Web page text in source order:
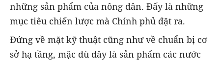
những sản phẩm của nông dân. Đấy là những
mục tiêu chiến lược mà Chính phủ đặt ra.
Đứng về mặt kỹ thuật cũng như về chuẩn bị cơ
sở hạ tầng, mặc dù đây là sản phẩm các nước